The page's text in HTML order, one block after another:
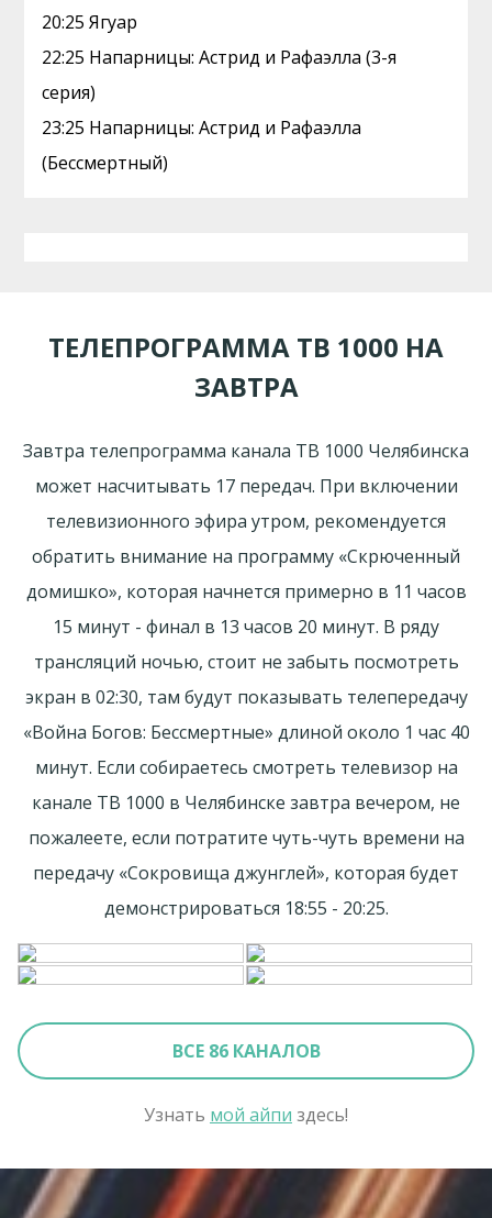
20:25 Ягуар
22:25 Напарницы: Астрид и Рафаэлла (3-я
серия)
23:25 Напарницы: Астрид и Рафаэлла
(Бессмертный)
ТЕЛЕПРОГРАММА ТВ 1000 НА
ЗАВТРА
Завтра телепрограмма канала ТВ 1000 Челябинска
может насчитывать 17 передач. При включении
телевизионного эфира утром, рекомендуется
обратить внимание на программу «Скрюченный
домишко», которая начнется примерно в 11 часов
15 минут - финал в 13 часов 20 минут. В ряду
трансляций ночью, стоит не забыть посмотреть
экран в 02:30, там будут показывать телепередачу
«Война Богов: Бессмертные» длиной около 1 час 40
минут. Если собираетесь смотреть телевизор на
канале ТВ 1000 в Челябинске завтра вечером, не
пожалеете, если потратите чуть-чуть времени на
передачу «Сокровища джунглей», которая будет
демонстрироваться 18:55 - 20:25.
ВСЕ 86 КАНАЛОВ
Узнать мой айпи здесь!